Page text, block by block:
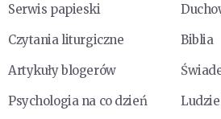
Serwis papieski
Czytania liturgiczne
Biblia
Artykuły blogerów
Psychologia na co dzień